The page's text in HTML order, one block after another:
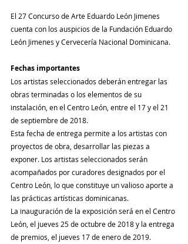
El 27 Concurso de Arte Eduardo León Jimenes
cuenta con los auspicios de la Fundación Eduardo
León Jimenes y Cervecería Nacional Dominicana.
Fechas importantes
Los artistas seleccionados deberán entregar las
obras terminadas o los elementos de su
instalación, en el Centro León, entre el 17 y el 21
de septiembre de 2018.
Esta fecha de entrega permite a los artistas con
proyectos de obra, desarrollar las piezas a
exponer. Los artistas seleccionados serán
acompañados por curadores designados por el
Centro León, lo que constituye un valioso aporte a
las prácticas artísticas dominicanas.
La inauguración de la exposición será en el Centro
León, el jueves 25 de octubre de 2018 y la entrega
de premios, el jueves 17 de enero de 2019.